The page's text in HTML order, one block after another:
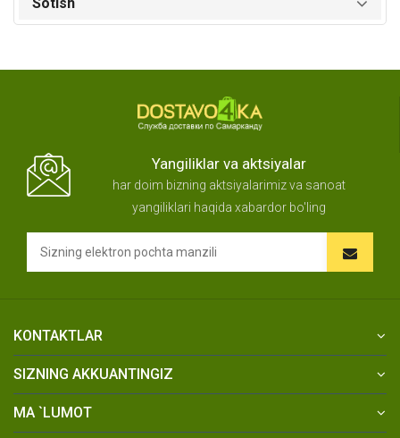
Yangiliklar va aktsiyalar
har doim bizning aktsiyalarimiz va sanoat
yangiliklari haqida xabardor bo'ling
KONTAKTLAR
SIZNING AKKUANTINGIZ
MA `LUMOT